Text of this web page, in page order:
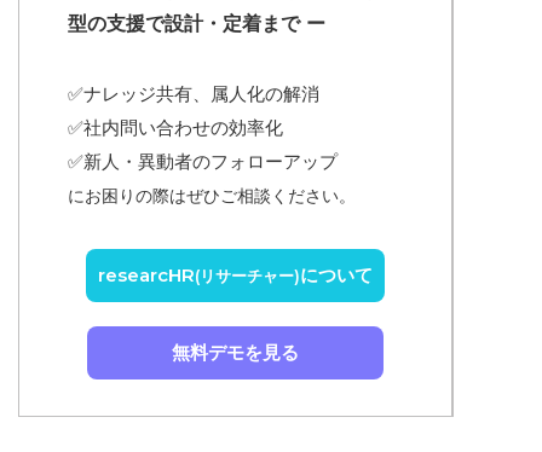
型の支援で設計・定着まで ー
✅ナレッジ共有、属人化の解消
✅社内問い合わせの効率化
✅新人・異動者のフォローアップ
にお困りの際はぜひご相談ください。
researcHR(リサーチャー)について
無料デモを見る